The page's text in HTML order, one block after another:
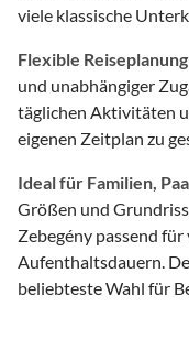
viele klassische
Flexible
und unabhängiger
täglichen Aktivitäten
eigenen Zeitplan zu
Ideal für Familien,
Größen und
Zebegény passend
Aufenthaltsdauern.
beliebteste Wahl für